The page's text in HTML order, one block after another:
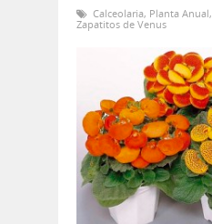
Calceolaria, Planta Anual,
Zapatitos de Venus